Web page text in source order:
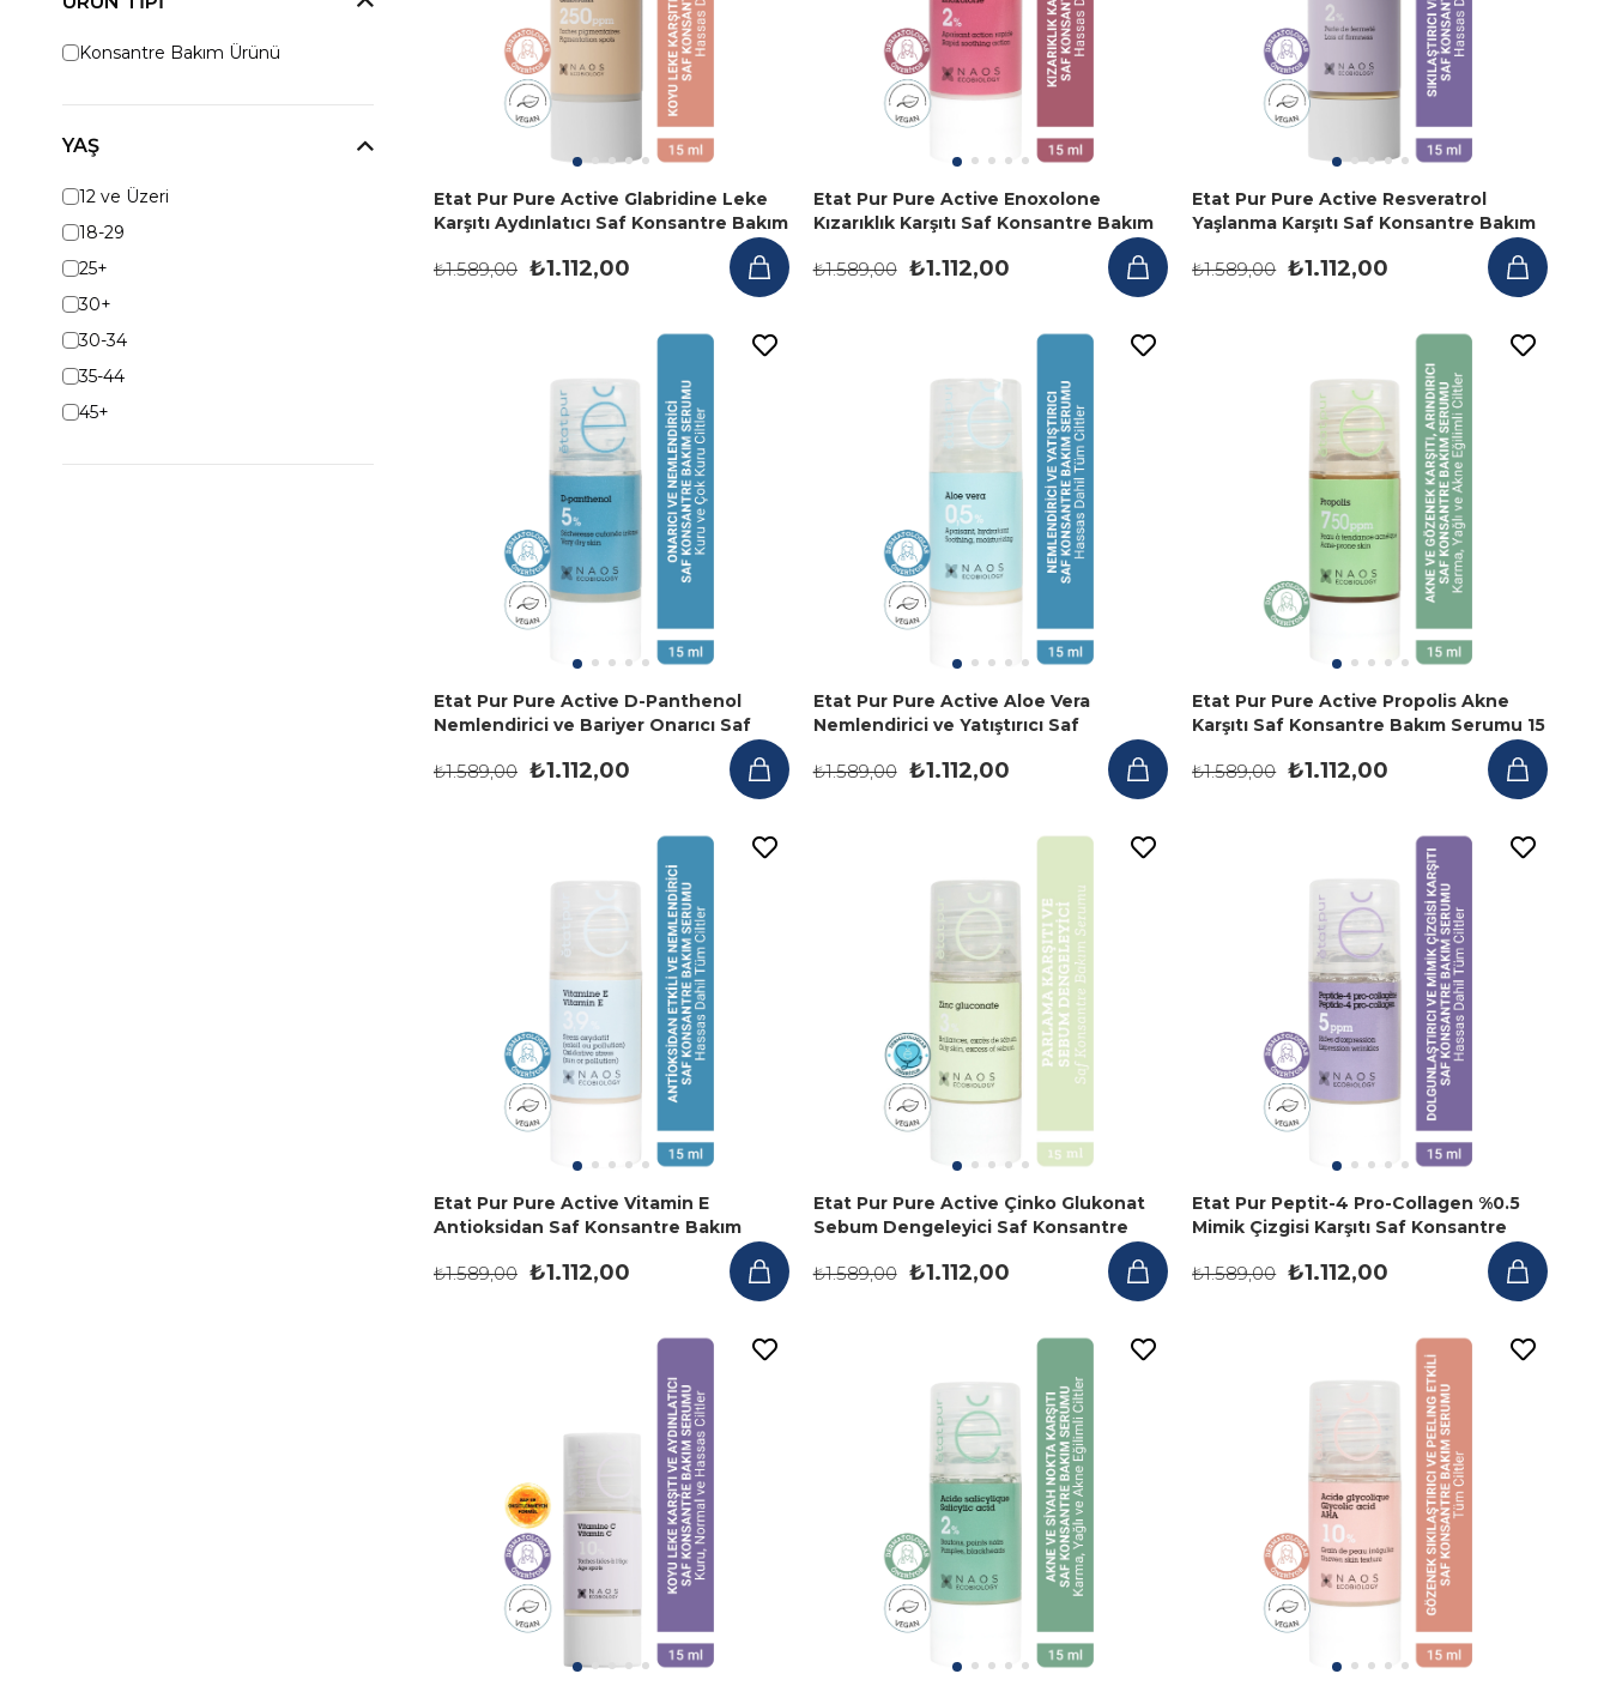
Konsantre Bakım Ürünü
YAŞ
12 ve Üzeri
18-29
25+
30+
30-34
35-44
45+
Etat Pur Pure Active Glabridine Leke
Karşıtı Aydınlatıcı Saf Konsantre Bakım
₺1.112,00
₺1.589,00
Etat Pur Pure Active Enoxolone
Kızarıklık Karşıtı Saf Konsantre Bakım
₺1.112,00
₺1.589,00
Etat Pur Pure Active Resveratrol
Yaşlanma Karşıtı Saf Konsantre Bakım
₺1.112,00
₺1.589,00
Etat Pur Pure Active D-Panthenol
Nemlendirici ve Bariyer Onarıcı Saf
₺1.112,00
₺1.589,00
Etat Pur Pure Active Aloe Vera
Nemlendirici ve Yatıştırıcı Saf
₺1.112,00
₺1.589,00
Etat Pur Pure Active Propolis Akne
Karşıtı Saf Konsantre Bakım Serumu 15
₺1.112,00
₺1.589,00
Etat Pur Pure Active Vitamin E
Antioksidan Saf Konsantre Bakım
₺1.112,00
₺1.589,00
Etat Pur Pure Active Çinko Glukonat
Sebum Dengeleyici Saf Konsantre
₺1.112,00
₺1.589,00
Etat Pur Peptit-4 Pro-Collagen %0.5
Mimik Çizgisi Karşıtı Saf Konsantre
₺1.112,00
₺1.589,00